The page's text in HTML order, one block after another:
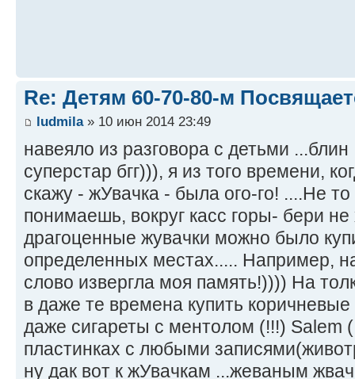
Re: Детям 60-70-80-м
ludmila» 10 июн 2014 23:49
навеяло из разговора с детьми ...блин
суперстар бгг))), я из того времени,
скажу - жУвачка - была ого-го! ....Не
понимаешь, вокруг касс горы- бери не
драгоценные жувачки можно было
определенных местах..... Например,
слово извергла моя память!)))) На
в даже те времена купить
даже сигареты с ментолом (!!!) Salem
пластинках с любыми
ну дак вот к жУвачкам ...жеваным